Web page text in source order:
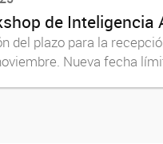
de
del plazo para la
Nueva fecha